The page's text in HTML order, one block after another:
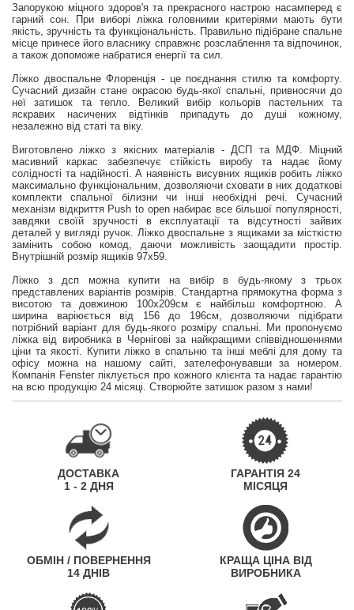
Запорукою міцного здоров'я та прекрасного настрою насамперед є
гарний сон. При виборі ліжка головними критеріями мають бути
якість, зручність та функціональність. Правильно підібране спальне
місце принесе його власнику справжнє розслаблення та відпочинок,
а також допоможе набратися енергії та сил.
Ліжко двоспальне Флоренція - це поєднання стилю та комфорту.
Сучасний дизайн стане окрасою будь-якої спальні, привносячи до
неї затишок та тепло. Великий вибір кольорів пастельних та
яскравих насичених відтінків припадуть до душі кожному,
незалежно від статі та віку.
Виготовлено ліжко з якісних матеріалів - ДСП та МДФ. Міцний
масивний каркас забезпечує стійкість виробу та надає йому
солідності та надійності. А наявність висувних ящиків робить ліжко
максимально функціональним, дозволяючи сховати в них додаткові
комплекти спальної білизни чи інші необхідні речі. Сучасний
механізм відкриття Push to open набирає все більшої популярності,
завдяки своїй зручності в експлуатації та відсутності зайвих
деталей у вигляді ручок. Ліжко двоспальне з ящиками за місткістю
замінить собою комод, даючи можливість заощадити простір.
Внутрішній розмір ящиків 97х59.
Ліжко з дсп можна купити на вибір в будь-якому з трьох
представлених варіантів розмірів. Стандартна прямокутна форма з
висотою та довжиною 100х209см є найбільш комфортною. А
ширина варіюється від 156 до 196см, дозволяючи підібрати
потрібний варіант для будь-якого розміру спальні. Ми пропонуємо
ліжка від виробника в Чернігові за найкращими співвідношеннями
ціни та якості. Купити ліжко в спальню та інші меблі для дому та
офісу можна на нашому сайті, зателефонувавши за номером.
Компанія Fenster піклується про кожного клієнта та надає гарантію
на всю продукцію 24 місяці. Створюйте затишок разом з нами!
ДОСТАВКА
1 - 2 ДНЯ
ГАРАНТІЯ 24
МІСЯЦЯ
ОБМІН / ПОВЕРНЕННЯ
14 ДНІВ
КРАЩА ЦІНА ВІД
ВИРОБНИКА